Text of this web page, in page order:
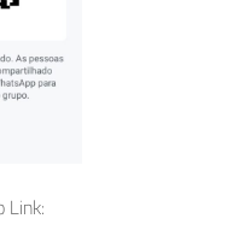
Link: